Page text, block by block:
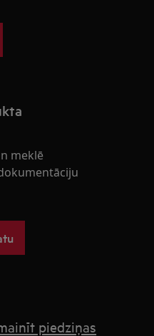
meklē
piedziņas